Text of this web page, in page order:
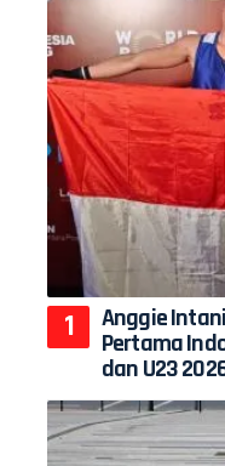
Anggie
Pertama
dan U23